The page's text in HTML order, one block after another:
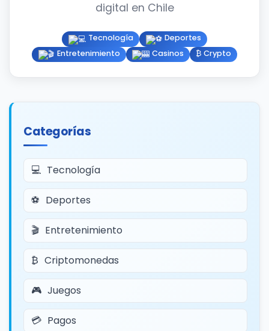
digital en Chile
Tecnología
Deportes
Entretenimiento
Casinos ₿ Crypto
Categorías
Tecnología
Deportes
Entretenimiento
Criptomonedas
Juegos
Pagos